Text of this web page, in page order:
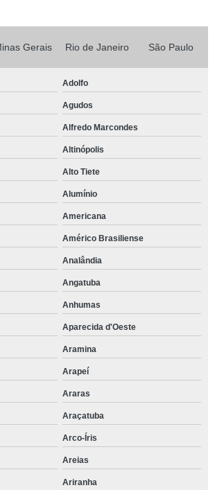
Gerais Rio de Janeiro São Paulo
Adolfo
Agudos
Alfredo Marcondes
Altinópolis
Alto Tiete
Alumínio
Americana
Américo Brasiliense
Analândia
Angatuba
Anhumas
Aparecida d'Oeste
Aramina
Arapeí
Araras
Araçatuba
Arco-Íris
Areias
Ariranha